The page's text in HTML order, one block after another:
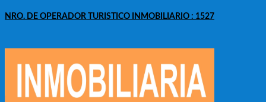
NRO. DE OPERADOR TURISTICO INMOBILIARIO : 1527